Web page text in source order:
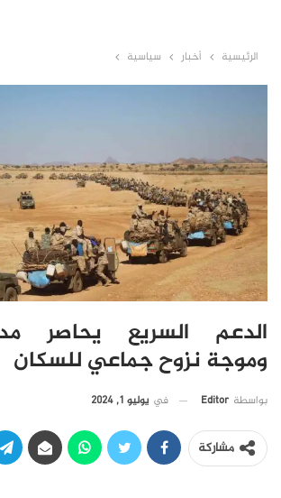
الرئيسية أخبار سياسية
الدعم السريع يحاصر
وموجة نزوح جماعي للسكان
بواسطة Editor في يوليو 1, 2024
مشاركة